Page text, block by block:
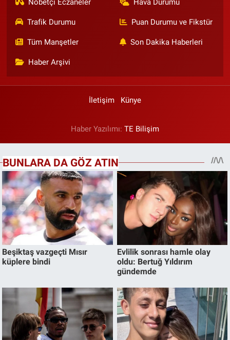
Nöbetçi Eczaneler Hava Durumu
Trafik Durumu Puan Durumu ve Fikstür
Tüm Manşetler Son Dakika Haberleri
Haber Arşivi
İletişim Künye
Haber Yazılımı: TE Bilişim